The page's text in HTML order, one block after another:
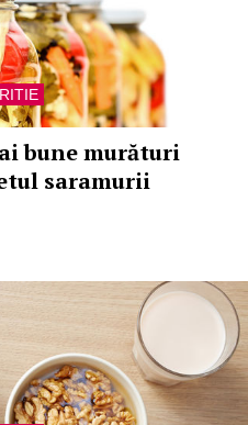
bune murături
saramurii